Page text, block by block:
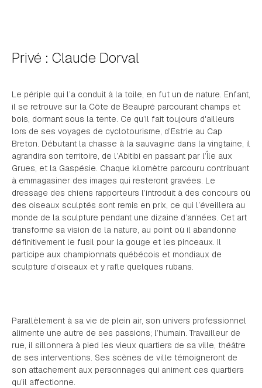
Privé : Claude Dorval
Le périple qui l’a conduit à la toile, en fut un de nature. Enfant,
il se retrouve sur la Côte de Beaupré parcourant champs et
bois, dormant sous la tente. Ce qu’il fait toujours d'ailleurs
lors de ses voyages de cyclotourisme, d’Estrie au Cap
Breton. Débutant la chasse à la sauvagine dans la vingtaine, il
agrandira son territoire, de l’Abitibi en passant par l’Île aux
Grues, et la Gaspésie. Chaque kilomètre parcouru contribuant
à emmagasiner des images qui resteront gravées. Le
dressage des chiens rapporteurs l’introduit à des concours où
des oiseaux sculptés sont remis en prix, ce qui l’éveillera au
monde de la sculpture pendant une dizaine d’années. Cet art
transforme sa vision de la nature, au point où il abandonne
définitivement le fusil pour la gouge et les pinceaux. Il
participe aux championnats québécois et mondiaux de
sculpture d’oiseaux et y rafle quelques rubans.
Parallèlement à sa vie de plein air, son univers professionnel
alimente une autre de ses passions; l’humain. Travailleur de
rue, il sillonnera à pied les vieux quartiers de sa ville, théâtre
de ses interventions. Ses scènes de ville témoigneront de
son attachement aux personnages qui animent ces quartiers
qu’il affectionne.